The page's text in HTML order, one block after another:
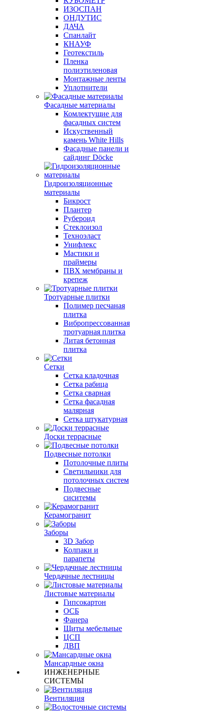
ИЗОСПАН
ОНДУТИС
ДАЧА
Спанлайт
КНАУФ
Геотекстиль
Пленка
полиэтиленовая
Монтажные ленты
Уплотнители
Фасадные материалы
Комлектущие для
фасадных систем
Искуственный
камень White Hills
Фасадные панели и
сайдинг Döcke
Гидроизоляционные
материалы
Бикрост
Плантер
Рубероид
Стеклоизол
Техноэласт
Унифлекс
Мастики и
праймеры
ПВХ мембраны и
крепеж
Тротуарные плитки
Полимер песчаная
плитка
Вибропрессованная
тротуарная плитка
Литая бетонная
плитка
Сетки
Сетка кладочная
Сетка рабица
Сетка сварная
Сетка фасадная
малярная
Сетка штукатурная
Доски террасные
Подвесные потолки
Потолочные плиты
Светильники для
потолочных систем
Подвесные
сиситемы
Керамогранит
Заборы
3D Забор
Колпаки и
парапеты
Чердачные лестницы
Листовые материалы
Гипсокартон
ОСБ
Фанера
Щиты мебельные
ЦСП
ДВП
Мансардные окна
ИНЖЕНЕРНЫЕ
СИСТЕМЫ
Вентиляция